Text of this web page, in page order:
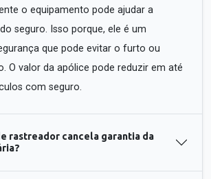
o equipamento pode ajudar a
seguro. Isso porque, ele é um
que pode evitar o furto ou
O valor da apólice pode reduzir em até
com seguro.
rastreador cancela garantia da